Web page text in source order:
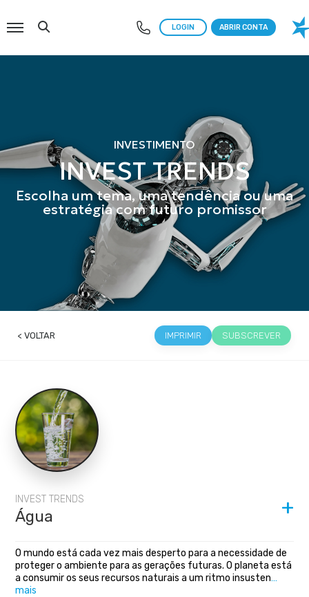
Search
Menu
LOGIN ABRIR CONTA
INVESTIMENTO
INVEST TRENDS
Escolha um tema, uma tendência ou uma
estratégia com futuro promissor
< VOLTAR IMPRIMIR SUBSCREVER
INVEST TRENDS
Água
O mundo está cada vez mais desperto para a necessidade de
proteger o ambiente para as gerações futuras. O planeta está
a consumir os seus recursos naturais a um ritmo insusten…
mais